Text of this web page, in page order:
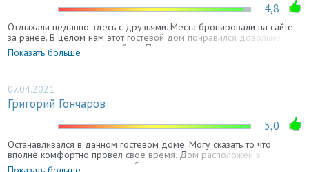
отделений, с вешалками.
4,8
Отдыхали недавно здесь с друзьями. Места бронировали на сайте
за ранее. В целом нам этот гостевой дом понравился довольно
уютненько, и парковка удобная. Правда кровати все односпальные,
но это не так уж и страшно. для нас главное было то что есть мангал
Показать больше
07.04.2021
Григорий Гончаров
5,0
Останавливался в данном гостевом доме. Могу сказать то что
вполне комфортно провел свое время. Дом расположен в
достаточно хорошем месте ибо из его окон открывается шикарный